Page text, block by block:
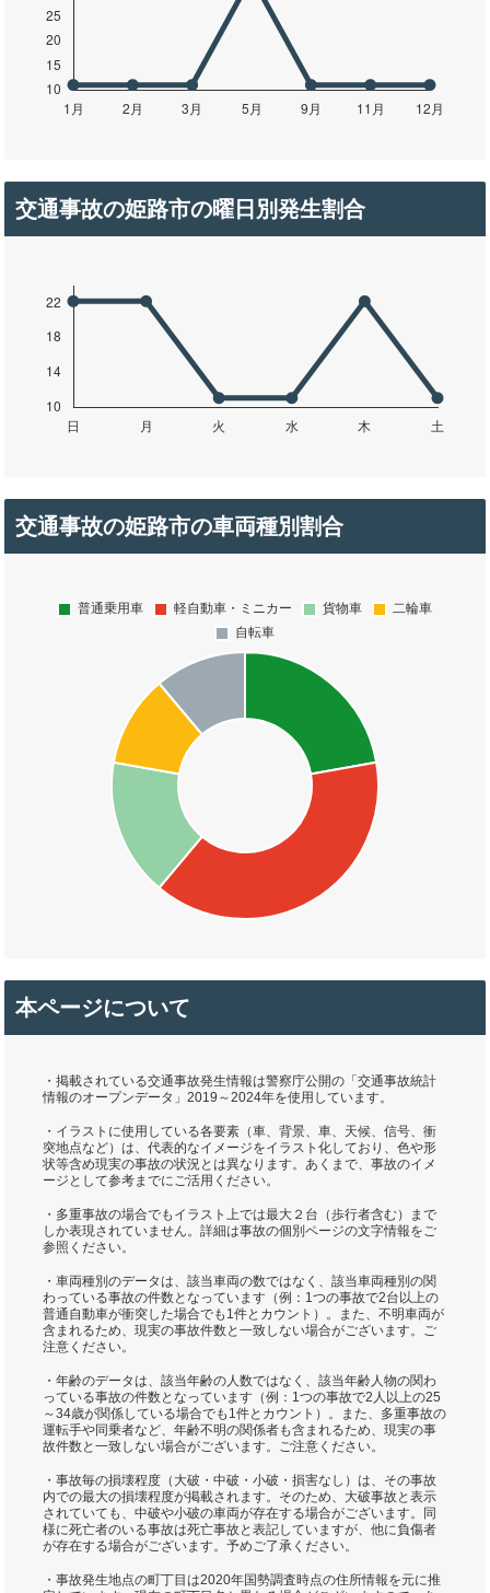
交通事故の姫路市の曜日別発生割合
交通事故の姫路市の車両種別割合
本ページについて
・掲載されている交通事故発生情報は警察庁公開の「交通事故統計
情報のオープンデータ」2019～2024年を使用しています。
・イラストに使用している各要素（車、背景、車、天候、信号、衝
突地点など）は、代表的なイメージをイラスト化しており、色や形
状等含め現実の事故の状況とは異なります。あくまで、事故のイメ
ージとして参考までにご活用ください。
・多重事故の場合でもイラスト上では最大２台（歩行者含む）まで
しか表現されていません。詳細は事故の個別ページの文字情報をご
参照ください。
・車両種別のデータは、該当車両の数ではなく、該当車両種別の関
わっている事故の件数となっています（例：1つの事故で2台以上の
普通自動車が衝突した場合でも1件とカウント）。また、不明車両が
含まれるため、現実の事故件数と一致しない場合がございます。ご
注意ください。
・年齢のデータは、該当年齢の人数ではなく、該当年齢人物の関わ
っている事故の件数となっています（例：1つの事故で2人以上の25
～34歳が関係している場合でも1件とカウント）。また、多重事故の
運転手や同乗者など、年齢不明の関係者も含まれるため、現実の事
故件数と一致しない場合がございます。ご注意ください。
・事故毎の損壊程度（大破・中破・小破・損害なし）は、その事故
内での最大の損壊程度が掲載されます。そのため、大破事故と表示
されていても、中破や小破の車両が存在する場合がございます。同
様に死亡者のいる事故は死亡事故と表記していますが、他に負傷者
が存在する場合がございます。予めご了承ください。
・事故発生地点の町丁目は2020年国勢調査時点の住所情報を元に推